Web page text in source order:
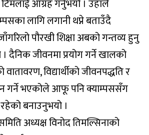
टिमलाई आग्रह गर्नुभयो । उहाँले
लागि लगानी थप्ने बताउँदै
पौरखी शिक्षा अबको गन्तव्य हुनु
। दैनिक जीवनमा प्रयोग गर्ने खालको
विद्यार्थीको जीवनपद्धति र
गर्ने भएकोले आफू पनि क्याम्पससँग
बनाउनुभयो ।
अध्यक्ष विनोद तिमल्सिनाको